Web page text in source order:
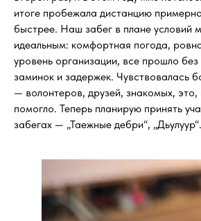
итоге пробежала дистанцию
быстрее. Наш забег в плане условий
идеальным: комфортная погода,
уровень организации, все прошло без
заминок и задержек. Чувствовалась
— волонтеров, друзей, знакомых, это,
помогло. Теперь планирую принять
забегах — „Таежные дебри“, „Дьулуур“.